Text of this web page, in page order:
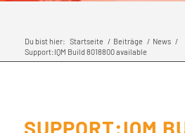
Du bist hier: Startseite / Beiträge / News /
Support:IQM Build 8018800 available
SUPPORT:IQM